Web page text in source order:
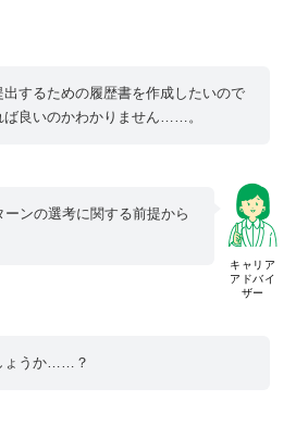
出するための履歴書を作成したいので
ば良いのかわかりません……。
キャリア
アドバイ
ザー
ンの選考に関する前提から
ょうか……？